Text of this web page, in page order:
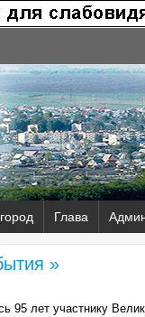
Глава
»
95 лет участнику